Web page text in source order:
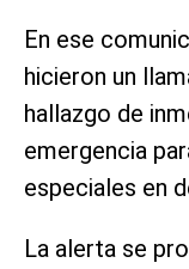
En ese
hicieron un
hallazgo de
emergencia
especiales en
La alerta se